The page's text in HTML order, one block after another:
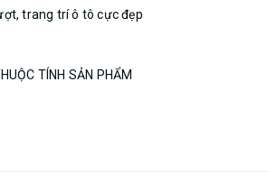
trang trí ô tô cực đẹp
TÍNH SẢN PHẨM